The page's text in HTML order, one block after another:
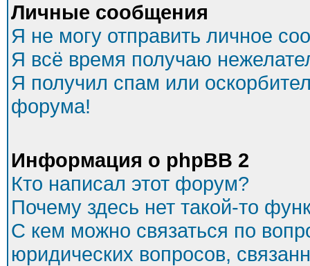
Личные сообщения
Я не могу отправить личное
Я всё время получаю
Я получил спам или
форума!
Информация о phpBB 2
Кто написал этот форум?
Почему здесь нет такой-то
С кем можно связаться по
юридических вопросов,